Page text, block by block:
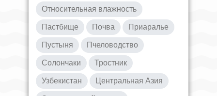
Относительная влажность
Пастбище Почва Приаралье
Пустыня Пчеловодство
Солончаки Тростник
Узбекистан Центральная Азия